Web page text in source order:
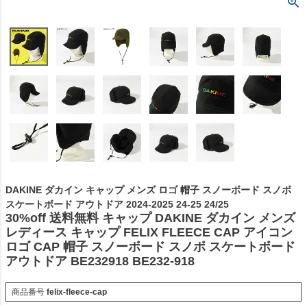
DAKINE ダカイン キャップ メンズ ロゴ 帽子 スノーボード スノボ
スケートボード アウトドア 2024-2025 24-25 24/25
30%off 送料無料 キャップ DAKINE ダカイン メンズ
レディース キャップ FELIX FLEECE CAP アイコン
ロゴ CAP 帽子 スノーボード スノボ スケートボード
アウトドア BE232918 BE232-918
商品番号 felix-fleece-cap